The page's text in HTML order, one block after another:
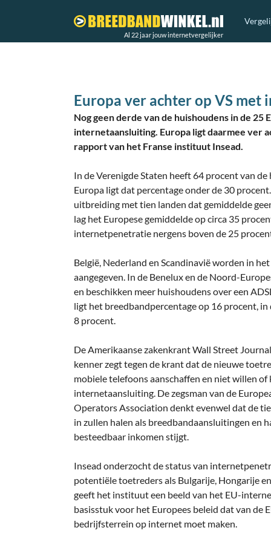
Al 22 jaar jouw internetvergelijker
Europa ver achter op VS met
Nog geen derde van de huishoudens in de
internetaansluiting. Europa ligt daarmee ver
rapport van het Franse instituut Insead.
In de Verenigde Staten heeft 64 procent van
Europa ligt dat percentage onder de 30
uitbreiding met tien landen dat gemiddelde
lag het Europese gemiddelde op circa 35
internetpenetratie nergens boven de 25
België, Nederland en Scandinavië worden in
aangegeven. In de Benelux en de Noord-
en beschikken meer huishoudens over een
ligt het breedbandpercentage op 16 procent,
8 procent.
De Amerikaanse zakenkrant Wall Street
kenner zegt tegen de krant dat de nieuwe
mobiele telefoons aanschaffen en niet willen
internetaansluiting. De zegsman van de
Operators Association denkt evenwel dat de
in zullen halen als breedbandaansluitingen en
besteedbaar inkomen stijgt.
Insead onderzocht de status van
potentiële toetreders als Bulgarije, Hongarije
geeft het instituut een beeld van het EU-
basisstuk voor het Europees beleid dat van de
bedrijfsterrein op internet moet maken.